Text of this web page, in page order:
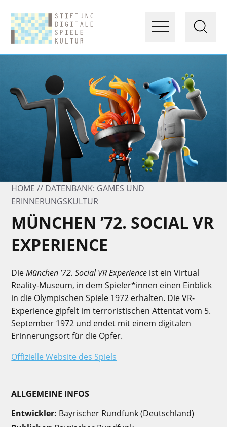
HOME
DATENBANK: GAMES UND
ERINNERUNGSKULTUR
MÜNCHEN ’72. SOCIAL VR
EXPERIENCE
DieMünchen ’72. Social VR Experience ist ein Virtual
Reality-Museum, in dem Spieler*innen einen Einblick
in die Olympischen Spiele 1972 erhalten. Die VR-
Experience gipfelt im terroristischen Attentat vom 5.
September 1972 und endet mit einem digitalen
Erinnerungsort für die Opfer.
Offizielle Website des Spiels
ALLGEMEINE INFOS
Entwickler: Bayrischer Rundfunk (Deutschland)